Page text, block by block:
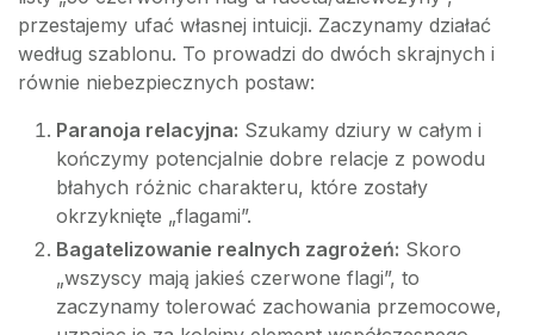
przestajemy ufać własnej intuicji. Zaczynamy działać
według szablonu. To prowadzi do dwóch skrajnych i
równie niebezpiecznych postaw:
Paranoja relacyjna: Szukamy dziury w całym i
kończymy potencjalnie dobre relacje z powodu
błahych różnic charakteru, które zostały
okrzyknięte „flagami”.
Bagatelizowanie realnych zagrożeń: Skoro
„wszyscy mają jakieś czerwone flagi”, to
zaczynamy tolerować zachowania przemocowe,